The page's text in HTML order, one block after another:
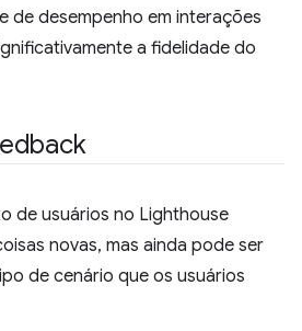
de desempenho em interações
a fidelidade do
de usuários no Lighthouse
novas, mas ainda pode ser
de cenário que os usuários